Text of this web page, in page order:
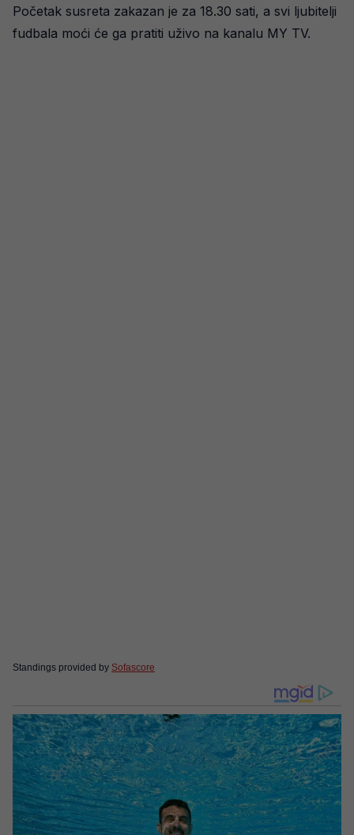
Početak susreta zakazan je za 18.30 sati, a svi ljubitelji
fudbala moći će ga pratiti uživo na kanalu MY TV.
Standings provided by Sofascore